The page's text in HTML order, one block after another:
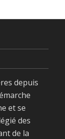
depuis
et se
des
de la